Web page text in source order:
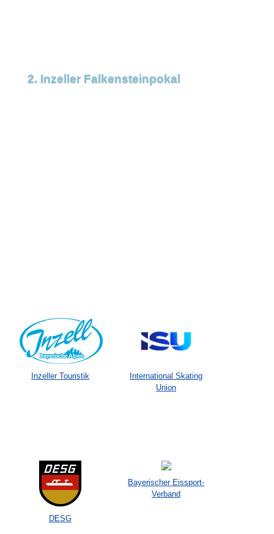
2. Inzeller Falkensteinpokal
Inzeller Touristik
International Skating
Union
DESG
Bayerischer Eissport-
Verband